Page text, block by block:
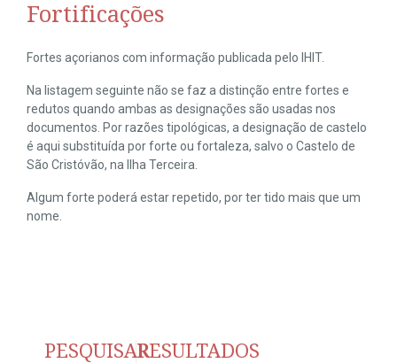
Fortificações
Fortes açorianos com informação publicada pelo IHIT.
Na listagem seguinte não se faz a distinção entre fortes e
redutos quando ambas as designações são usadas nos
documentos. Por razões tipológicas, a designação de castelo
é aqui substituída por forte ou fortaleza, salvo o Castelo de
São Cristóvão, na Ilha Terceira.
Algum forte poderá estar repetido, por ter tido mais que um
nome.
PESQUISARRESULTADOS